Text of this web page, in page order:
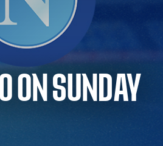
ON SUNDAY